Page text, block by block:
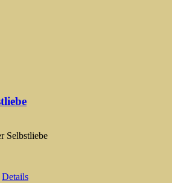
Selbstliebe
Details